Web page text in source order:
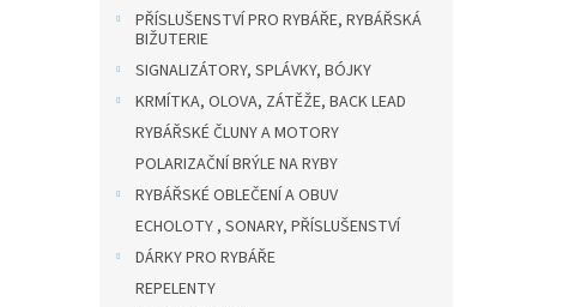
PŘÍSLUŠENSTVÍ PRO RYBÁŘE, RYBÁŘSKÁ
BIŽUTERIE
SIGNALIZÁTORY, SPLÁVKY, BÓJKY
KRMÍTKA, OLOVA, ZÁTĚŽE, BACK LEAD
RYBÁŘSKÉ ČLUNY A MOTORY
POLARIZAČNÍ BRÝLE NA RYBY
RYBÁŘSKÉ OBLEČENÍ A OBUV
ECHOLOTY , SONARY, PŘÍSLUŠENSTVÍ
DÁRKY PRO RYBÁŘE
REPELENTY